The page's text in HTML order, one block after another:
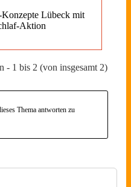
Lübeck mit
Aktion
- 1 bis 2 (von insgesamt 2)
Thema antworten zu